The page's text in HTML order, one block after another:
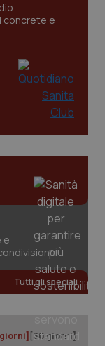
concrete e
e
Tutti gli speciali
giorni] [30 giorni]